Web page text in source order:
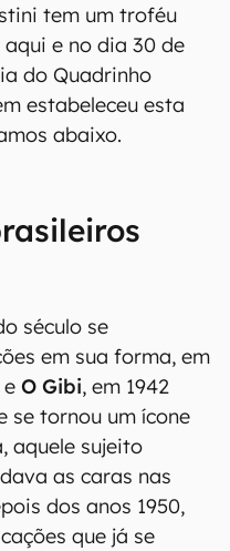
tem um troféu
e no dia 30 de
do Quadrinho
estabeleceu esta
abaixo.
século se
em sua forma, em
e O Gibi, em 1942
se tornou um ícone
aquele sujeito
as caras nas
dos anos 1950,
que já se